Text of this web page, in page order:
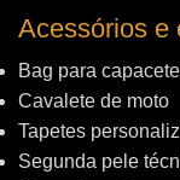
Acessórios e
Bag para capacete
Cavalete de moto
Tapetes
Segunda pele